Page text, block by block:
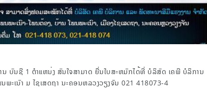
ບັນຊີ 1 ຕຳແຫນ່ງ ສົນໃຈສາມາດ ຍື່ນໃບສະຫມັກໄດ້ທີ່ ບໍລິສັດ ເຄພີ ບໍລິການ
ພະເນົາ ມ ໄຊເສດຖາ ນະຄອນຫລວງວຽງຈັນ 021 418073-4